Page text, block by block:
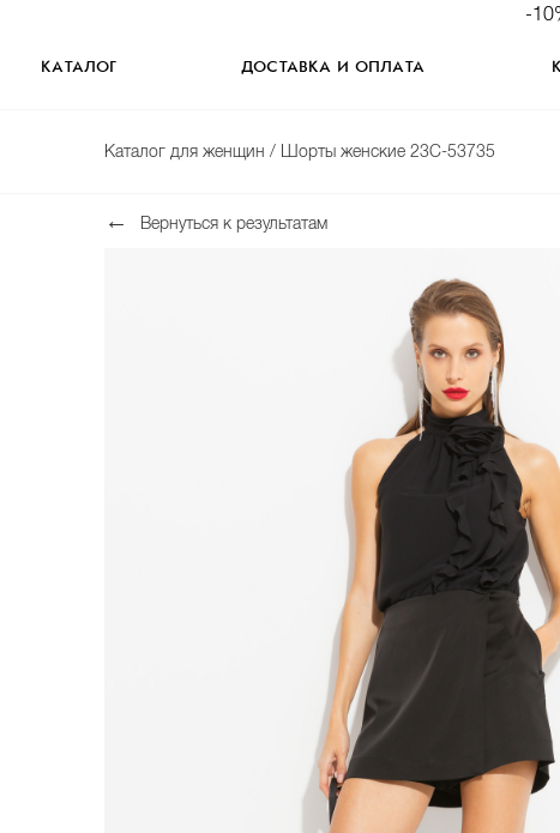
-
КАТАЛОГ ДОСТАВКА И ОПЛАТА
Каталог для женщин / Шорты женские 23С-53735
Вернуться к результатам